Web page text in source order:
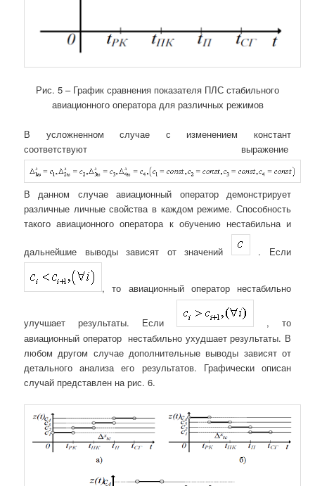
Рис. 5 – График сравнения показателя ПЛС стабильного
авиационного оператора для различных режимов
В усложненном случае с изменением констант
соответствуют выражение
В данном случае авиационный оператор демонстрирует
различные личные свойства в каждом режиме. Способность
такого авиационного оператора к обучению нестабильна и
дальнейшие выводы зависят от значений . Если
, то авиационный оператор нестабильно
улучшает результаты. Если
, то
авиационный оператор нестабильно ухудшает результаты. В
любом другом случае дополнительные выводы зависят от
детального анализа его результатов. Графически описан
случай представлен на рис. 6.